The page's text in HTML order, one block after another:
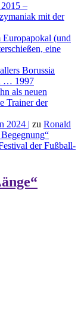
–
mit der
Europapokal (und
eine
Borussia
… 1997
als neuen
Trainer der
2024 | zu Ronald
der Fußball-